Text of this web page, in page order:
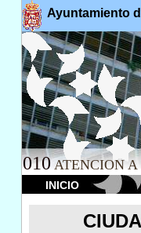
Ayuntamiento
010 ATENCION A
INICIO